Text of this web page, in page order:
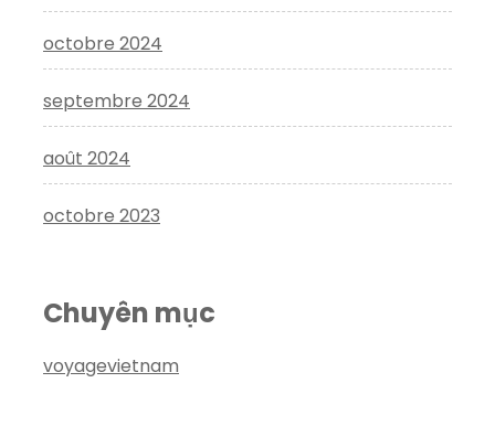
octobre 2024
septembre 2024
août 2024
octobre 2023
Chuyên mục
voyagevietnam